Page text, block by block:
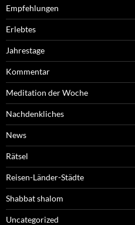
Empfehlungen
Erlebtes
Jahrestage
Kommentar
Meditation der Woche
Nachdenkliches
News
Rätsel
Reisen-Länder-Städte
Shabbat shalom
Uncategorized